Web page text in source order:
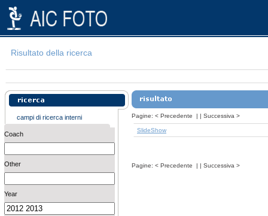
Risultato della ricerca
campi di ricerca interni
Coach
Other
Year
Pagine: < Precedente | | Successiva >
SlideShow
Pagine: < Precedente | | Successiva >